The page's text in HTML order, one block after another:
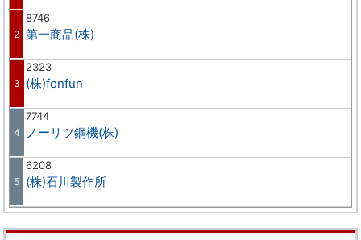
2
8746
第一商品(株)
3
2323
(株)fonfun
4
7744
ノーリツ鋼機(株)
5
6208
(株)石川製作所